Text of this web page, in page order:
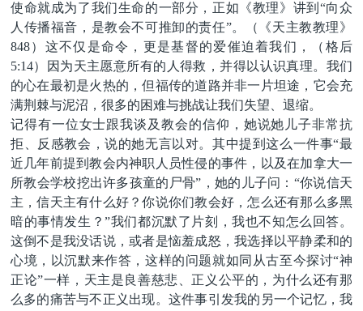
使命就成为了我们生命的一部分，正如《教理》讲到“向众
人传播福音，是教会不可推卸的责任”。（《天主教教理》
848）这不仅是命令，更是基督的爱催迫着我们，（格后
5:14）因为天主愿意所有的人得救，并得以认识真理。我们
的心在最初是火热的，但福传的道路并非一片坦途，它会充
满荆棘与泥沼，很多的困难与挑战让我们失望、退缩。
记得有一位女士跟我谈及教会的信仰，她说她儿子非常抗
拒、反感教会，说的她无言以对。其中提到这么一件事“最
近几年前提到教会内神职人员性侵的事件，以及在加拿大一
所教会学校挖出许多孩童的尸骨”，她的儿子问：“你说信天
主，信天主有什么好？你说你们教会好，怎么还有那么多黑
暗的事情发生？”我们都沉默了片刻，我也不知怎么回答。
这倒不是我没话说，或者是恼羞成怒，我选择以平静柔和的
心境，以沉默来作答，这样的问题就如同从古至今探讨“神
正论”一样，天主是良善慈悲、正义公平的，为什么还有那
么多的痛苦与不正义出现。这件事引发我的另一个记忆，我